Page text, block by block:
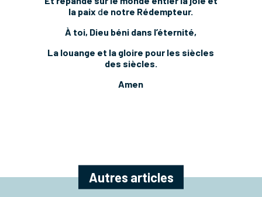
la paix de notre Rédempteur.
À toi, Dieu béni dans l’éternité,
La louange et la gloire pour les siècles
des siècles.
Amen
Autres articles